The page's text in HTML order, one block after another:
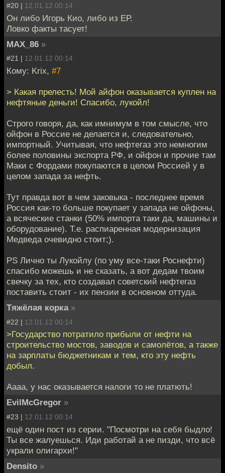
#20 | 12.01.12 00:14
Он либо Игорь Кио, либо из ЕР.
Ловко факты тасует!
MAX_86 »
#21 | 12.01.12 00:14
Кому: Krix, #7
> Какая прелесть! Мой айфон оказывается куплен на
нефтяные деньги! Спасибо, лукойл!
Строго говоря, да, как имнимум в том смысле, что
ойфон в Россие не делается и, следовательно,
импортный. Учитывая, что нефтегаз это немногим
более половины экспорта РФ, и ойфон и прочие там
Маки с Фордами покупаются в целом Россией у в
целом запада за нефть.
Тут правда вот в чем заковыка - последнее время
Россия как-то больше покупает у запада не ойфоны,
а всяческие станки (50% импорта таки да, машины и
оборудование). Т.е. распиаренная модернизация
Медведа очевидно стоит;).
PS Лично ты Лукойлу (по уму все-таки Роснефти)
спасибо можешь и не сказать, а вот дедам твоим
свечку за тех, кто создавал советский нефтегаз
поставить стоит - их пензии в основном оттуда.
Тяжёлая корка »
#22 | 12.01.12 00:14
>Государство потратило прибыли от нефти на
строительство мостов, заводов и самолётов, а также
на зарплаты бюджетникам и тем, кто эту нефть
добыл.
Аааа, у нас оказывается налоги то не платють!
EvilMcGregor »
#23 | 12.01.12 00:14
ещё один пост из серии. "Посмотри на себя быдло!
Ты все жалуешься. Иди работай а не пизди, что всё
украли олигархи!"
Densito »